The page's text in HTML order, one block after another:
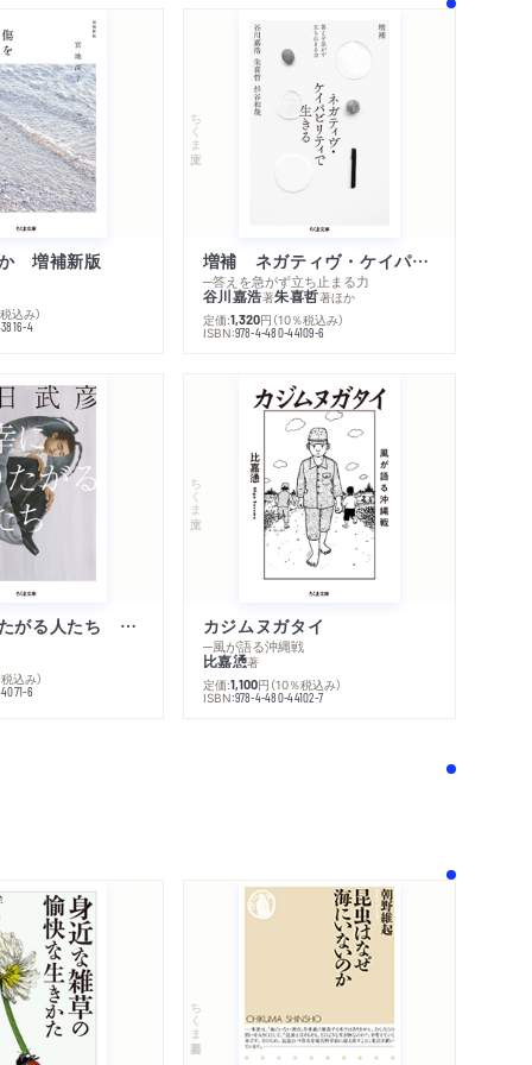
増補新版
込み）
4
ちくま文庫
増補 ネガティヴ・ケイパビリティで生きる
─答えを急がず立ち止まる力
谷川嘉浩著朱喜哲著ほか
定価:1,320円 （10％税込み）
ISBN:978-4-480-44109-6
不幸になりたがる人たち 増補新版
込み）
6
ちくま文庫
カジムヌガタイ
─風が語る沖縄戦
比嘉慂著
定価:1,100円 （10％税込み）
ISBN:978-4-480-44102-7
ちくま新書